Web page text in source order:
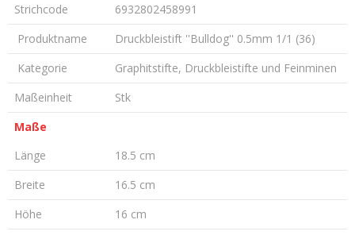
Strichcode
6932802458991
Produktname
Druckbleistift ''Bulldog'' 0.5mm 1/1 (36)
Kategorie
Graphitstifte, Druckbleistifte und Feinminen
Maßeinheit
Stk
Maße
Länge
18.5 cm
Breite
16.5 cm
Höhe
16 cm